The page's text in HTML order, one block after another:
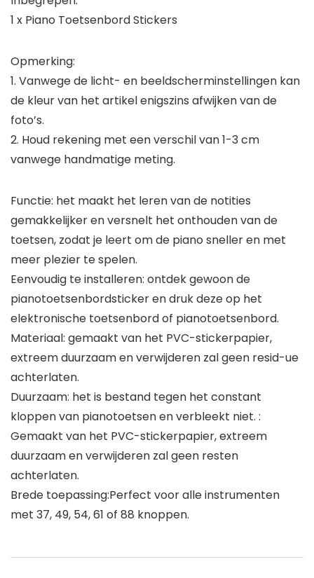
1 x Piano Toetsenbord Stickers
Opmerking:
1. Vanwege de licht- en beeldscherminstellingen kan
de kleur van het artikel enigszins afwijken van de
foto’s.
2. Houd rekening met een verschil van 1-3 cm
vanwege handmatige meting.
Functie: het maakt het leren van de notities
gemakkelijker en versnelt het onthouden van de
toetsen, zodat je leert om de piano sneller en met
meer plezier te spelen.
Eenvoudig te installeren: ontdek gewoon de
pianotoetsenbordsticker en druk deze op het
elektronische toetsenbord of pianotoetsenbord.
Materiaal: gemaakt van het PVC-stickerpapier,
extreem duurzaam en verwijderen zal geen resid-ue
achterlaten.
Duurzaam: het is bestand tegen het constant
kloppen van pianotoetsen en verbleekt niet. :
Gemaakt van het PVC-stickerpapier, extreem
duurzaam en verwijderen zal geen resten
achterlaten.
Brede toepassing:Perfect voor alle instrumenten
met 37, 49, 54, 61 of 88 knoppen.